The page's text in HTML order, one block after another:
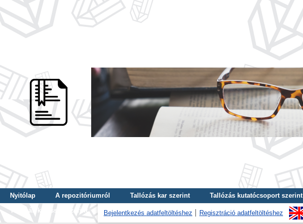
Nyitólap A repozitóriumról Tallózás kar szerint Tallózás kutatócsoport szerint
Tallózás kulcsszó szerint
Bejelentkezés adatfeltöltéshez Regisztráció adatfeltöltéshez